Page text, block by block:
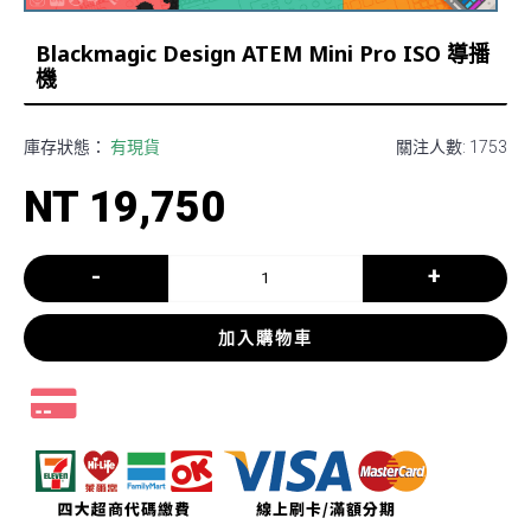
Blackmagic Design ATEM Mini Pro ISO 導播
機
關注人數: 1753
庫存狀態： 有現貨
NT 19,750
- +
加入購物車